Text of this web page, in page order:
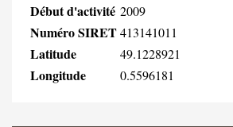
Début d'activité 2009
Numéro SIRET413141011
Latitude 49.1228921
Longitude 0.5596181